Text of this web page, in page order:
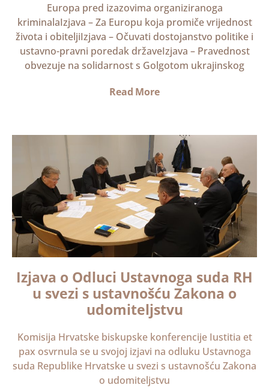
Europa pred izazovima organiziranoga
kriminalaIzjava – Za Europu koja promiče vrijednost
života i obiteljiIzjava – Očuvati dostojanstvo politike i
ustavno-pravni poredak državeIzjava – Pravednost
obvezuje na solidarnost s Golgotom ukrajinskog
Read More
Izjava o Odluci Ustavnoga suda RH
u svezi s ustavnošću Zakona o
udomiteljstvu
Komisija Hrvatske biskupske konferencije Iustitia et
pax osvrnula se u svojoj izjavi na odluku Ustavnoga
suda Republike Hrvatske u svezi s ustavnošću Zakona
o udomiteljstvu